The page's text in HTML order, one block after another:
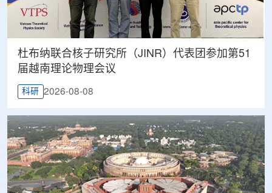
杜布纳联合核子研究所（JINR）代表团参加第51
届越南理论物理会议
科研 2026-08-08